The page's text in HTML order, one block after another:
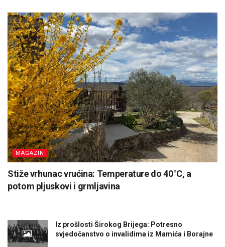
MAGAZIN
Stiže vrhunac vrućina: Temperature do 40°C, a
potom pljuskovi i grmljavina
Iz prošlosti Širokog Brijega: Potresno
svjedočanstvo o invalidima iz Mamića i Borajne